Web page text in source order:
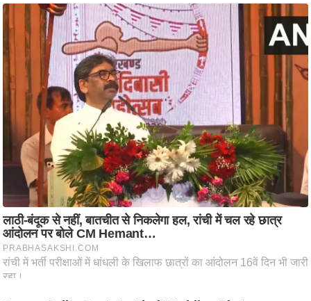
आ
.
चा
य
र
स
मी
क्षा
ध